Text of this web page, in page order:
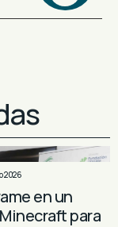
2026
en un
para